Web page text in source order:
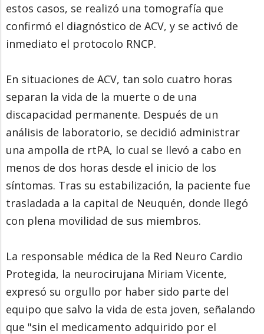
estos casos, se realizó una tomografía que
confirmó el diagnóstico de ACV, y se activó de
inmediato el protocolo RNCP.
En situaciones de ACV, tan solo cuatro horas
separan la vida de la muerte o de una
discapacidad permanente. Después de un
análisis de laboratorio, se decidió administrar
una ampolla de rtPA, lo cual se llevó a cabo en
menos de dos horas desde el inicio de los
síntomas. Tras su estabilización, la paciente fue
trasladada a la capital de Neuquén, donde llegó
con plena movilidad de sus miembros.
La responsable médica de la Red Neuro Cardio
Protegida, la neurocirujana Miriam Vicente,
expresó su orgullo por haber sido parte del
equipo que salvo la vida de esta joven, señalando
que "sin el medicamento adquirido por el